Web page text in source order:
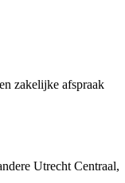
zakelijke afspraak
Utrecht Centraal,